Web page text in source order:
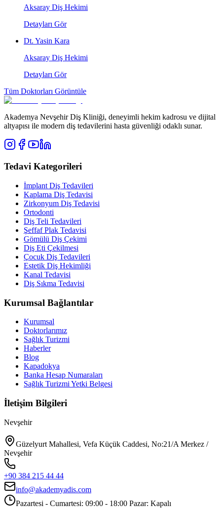
Aksaray Diş Hekimi
Detayları Gör
Dt. Yasin Kara
Aksaray Diş Hekimi
Detayları Gör
Tüm Doktorları Görüntüle
Akademya Nevşehir Diş Kliniği, deneyimli hekim kadrosu ve dijital
altyapısı ile modern diş tedavilerini hasta güvenliği odaklı sunar.
Tedavi Kategorileri
İmplant Diş Tedavileri
Kaplama Diş Tedavisi
Zirkonyum Diş Tedavisi
Ortodonti
Diş Teli Tedavileri
Şeffaf Plak Tedavisi
Gömülü Diş Çekimi
Diş Eti Çekilmesi
Çocuk Diş Tedavileri
Estetik Diş Hekimliği
Kanal Tedavisi
Diş Sıkma Tedavisi
Kurumsal Bağlantılar
Kurumsal
Doktorlarımız
Sağlık Turizmi
Haberler
Blog
Kapadokya
Banka Hesap Numaraları
Sağlık Turizmi Yetki Belgesi
İletişim Bilgileri
Nevşehir
Güzelyurt Mahallesi, Vefa Küçük Caddesi, No:21/A Merkez /
Nevşehir
+90 384 215 44 44
info@akademyadis.com
Pazartesi - Cumartesi: 09:00 - 18:00 Pazar: Kapalı